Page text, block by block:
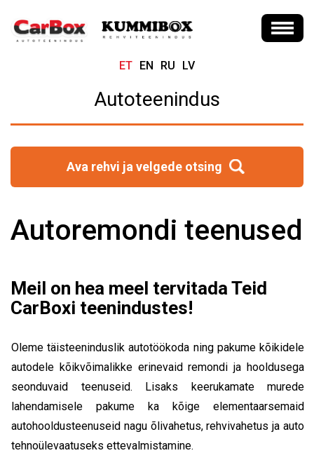
ET EN RU LV
Autoteenindus
Ava rehvi ja velgede otsing
Autoremondi teenused
Meil on hea meel tervitada Teid
CarBoxi teenindustes!
Oleme täisteeninduslik autotöökoda ning pakume kõikidele
autodele kõikvõimalikke erinevaid remondi ja hooldusega
seonduvaid teenuseid. Lisaks keerukamate murede
lahendamisele pakume ka kõige elementaarsemaid
autohooldusteenuseid nagu õlivahetus, rehvivahetus ja auto
tehnoülevaatuseks ettevalmistamine.